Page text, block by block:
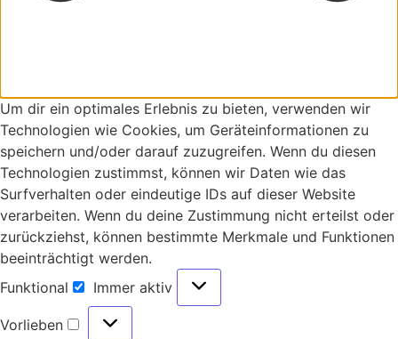
Um dir ein optimales Erlebnis zu bieten, verwenden wir
Technologien wie Cookies, um Geräteinformationen zu
speichern und/oder darauf zuzugreifen. Wenn du diesen
Technologien zustimmst, können wir Daten wie das
Surfverhalten oder eindeutige IDs auf dieser Website
verarbeiten. Wenn du deine Zustimmung nicht erteilst oder
zurückziehst, können bestimmte Merkmale und Funktionen
beeinträchtigt werden.
Funktional
Immer aktiv
Vorlieben